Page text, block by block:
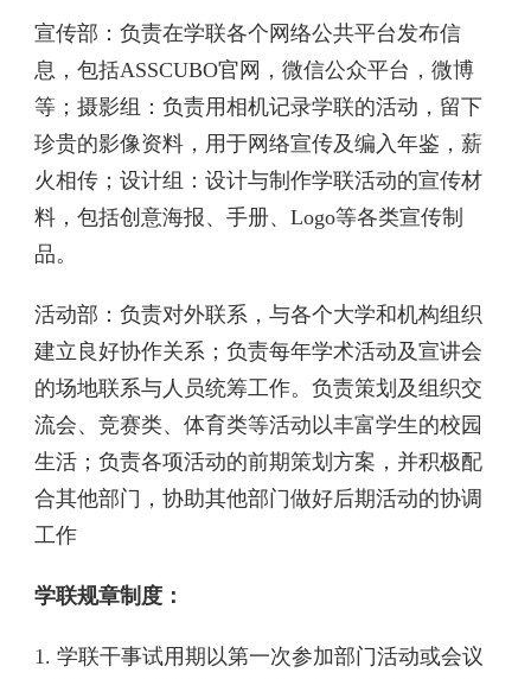
宣传部：负责在学联各个网络公共平台发布信
息，包括ASSCUBO官网，微信公众平台，微博
等；摄影组：负责用相机记录学联的活动，留下
珍贵的影像资料，用于网络宣传及编入年鉴，薪
火相传；设计组：设计与制作学联活动的宣传材
料，包括创意海报、手册、Logo等各类宣传制
品。
活动部：负责对外联系，与各个大学和机构组织
建立良好协作关系；负责每年学术活动及宣讲会
的场地联系与人员统筹工作。负责策划及组织交
流会、竞赛类、体育类等活动以丰富学生的校园
生活；负责各项活动的前期策划方案，并积极配
合其他部门，协助其他部门做好后期活动的协调
工作
学联规章制度：
1. 学联干事试用期以第一次参加部门活动或会议